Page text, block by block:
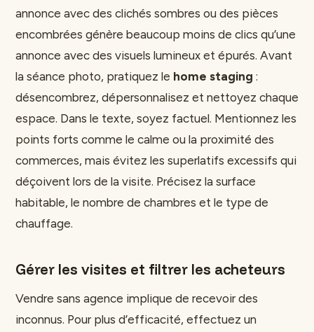
annonce avec des clichés sombres ou des pièces
encombrées génère beaucoup moins de clics qu’une
annonce avec des visuels lumineux et épurés. Avant
la séance photo, pratiquez le home staging :
désencombrez, dépersonnalisez et nettoyez chaque
espace. Dans le texte, soyez factuel. Mentionnez les
points forts comme le calme ou la proximité des
commerces, mais évitez les superlatifs excessifs qui
déçoivent lors de la visite. Précisez la surface
habitable, le nombre de chambres et le type de
chauffage.
Gérer les visites et filtrer les acheteurs
Vendre sans agence implique de recevoir des
inconnus. Pour plus d’efficacité, effectuez un